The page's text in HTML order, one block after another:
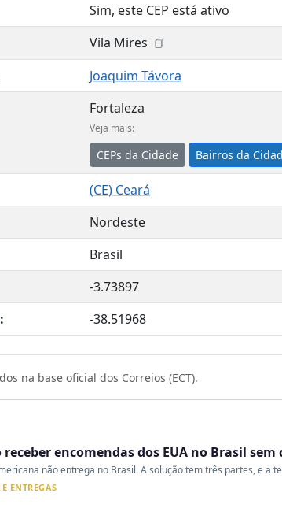
Sim, este CEP está ativo
Vila Mires
Joaquim Távora
Fortaleza
Veja mais:
CEPs da Cidade Bairros da
(CE) Ceará
Nordeste
Brasil
-3.73897
-38.51968
na base oficial dos Correios (ECT).
receber encomendas dos EUA no Brasil
não entrega no Brasil. A solução tem três partes, e a
ENTREGAS